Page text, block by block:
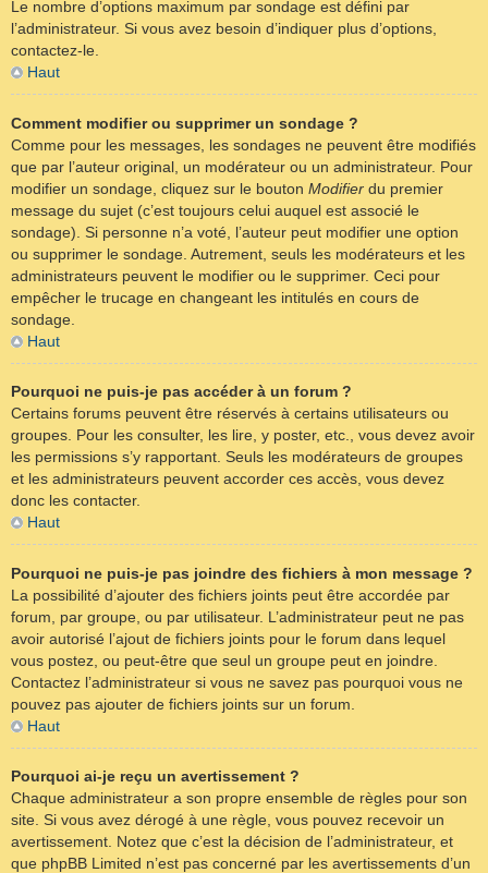
Le nombre d’options maximum par sondage est défini par
l’administrateur. Si vous avez besoin d’indiquer plus d’options,
contactez-le.
Haut
Comment modifier ou supprimer un sondage ?
Comme pour les messages, les sondages ne peuvent être modifiés
que par l’auteur original, un modérateur ou un administrateur. Pour
modifier un sondage, cliquez sur le bouton Modifier du premier
message du sujet (c’est toujours celui auquel est associé le
sondage). Si personne n’a voté, l’auteur peut modifier une option
ou supprimer le sondage. Autrement, seuls les modérateurs et les
administrateurs peuvent le modifier ou le supprimer. Ceci pour
empêcher le trucage en changeant les intitulés en cours de
sondage.
Haut
Pourquoi ne puis-je pas accéder à un forum ?
Certains forums peuvent être réservés à certains utilisateurs ou
groupes. Pour les consulter, les lire, y poster, etc., vous devez avoir
les permissions s’y rapportant. Seuls les modérateurs de groupes
et les administrateurs peuvent accorder ces accès, vous devez
donc les contacter.
Haut
Pourquoi ne puis-je pas joindre des fichiers à mon message ?
La possibilité d’ajouter des fichiers joints peut être accordée par
forum, par groupe, ou par utilisateur. L’administrateur peut ne pas
avoir autorisé l’ajout de fichiers joints pour le forum dans lequel
vous postez, ou peut-être que seul un groupe peut en joindre.
Contactez l’administrateur si vous ne savez pas pourquoi vous ne
pouvez pas ajouter de fichiers joints sur un forum.
Haut
Pourquoi ai-je reçu un avertissement ?
Chaque administrateur a son propre ensemble de règles pour son
site. Si vous avez dérogé à une règle, vous pouvez recevoir un
avertissement. Notez que c’est la décision de l’administrateur, et
que phpBB Limited n’est pas concerné par les avertissements d’un